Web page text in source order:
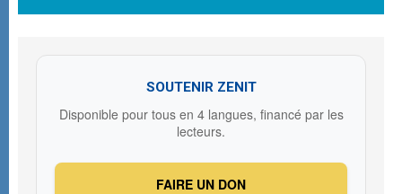
SOUTENIR ZENIT
Disponible pour tous en 4 langues, financé par les
lecteurs.
FAIRE UN DON